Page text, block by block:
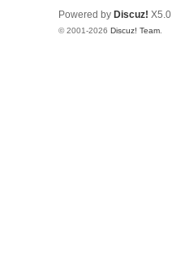
Powered by Discuz! X5.0
© 2001-2026 Discuz! Team